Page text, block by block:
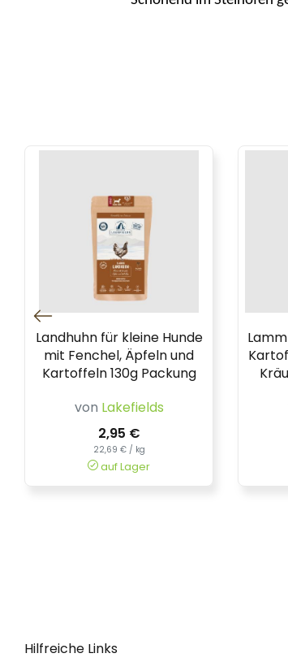
Landhuhn für kleine Hunde
mit Fenchel, Äpfeln und
Kartoffeln 130g Packung
von Lakefields
2,95 €
22,69 € / kg
auf Lager
Hilfreiche Links